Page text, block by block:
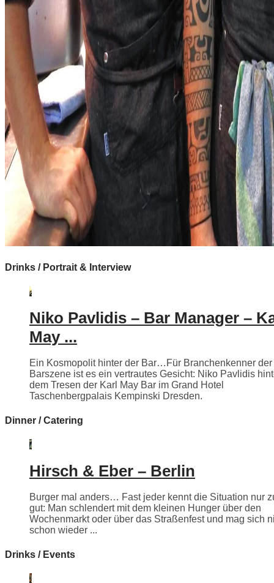
Drinks / Portrait & Interview
Niko Pavlidis – Bar Manager –
May ...
Ein Kosmopolit hinter der Bar…Für Branchenkenner der
Barszene ist es ein vertrautes Gesicht: Niko Pavlidis
dem Tresen der Karl May Bar im Grand Hotel
Taschenbergpalais Kempinski Dresden.
Dinner / Catering
Hirsch & Eber – Berlin
Burger mal anders… Fast jeder kennt die Situation nur
gut: Man schlendert mit dem kleinen Hunger über den
Wochenmarkt oder über das Straßenfest und mag sich
schon wieder ...
Drinks / Events